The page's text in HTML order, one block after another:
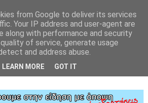
from Google to deliver its services
Your IP address and user-agent are
along with performance and security
of service, generate usage
and address abuse.
LEARN MORE GOT IT